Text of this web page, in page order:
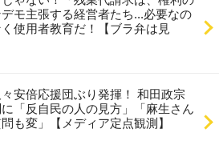
モ主張する経営者たち...必要なの
使用者教育だ！【ブラ弁は見
安倍応援団ぶり発揮！ 和田政宗
「反自民の人の見方」「麻生さん
も変」【メディア定点観測】